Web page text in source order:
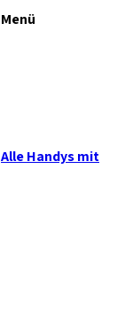
Menü
Alle Handys mit